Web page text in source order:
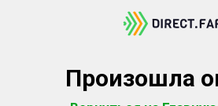
Произошла